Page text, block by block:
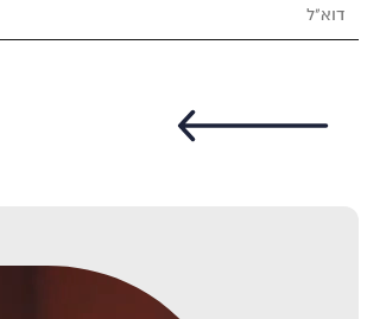
Submit Review